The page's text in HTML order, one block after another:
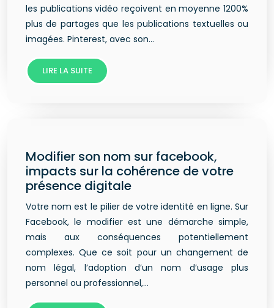
les publications vidéo reçoivent en moyenne 1200%
plus de partages que les publications textuelles ou
imagées. Pinterest, avec son…
LIRE LA SUITE
Modifier son nom sur facebook,
impacts sur la cohérence de votre
présence digitale
Votre nom est le pilier de votre identité en ligne. Sur
Facebook, le modifier est une démarche simple,
mais aux conséquences potentiellement
complexes. Que ce soit pour un changement de
nom légal, l’adoption d’un nom d’usage plus
personnel ou professionnel,…